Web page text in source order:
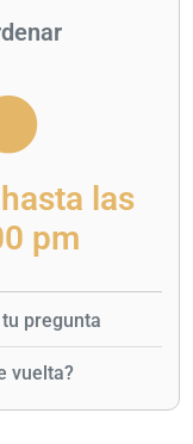
las
pm
tu pregunta
vuelta?